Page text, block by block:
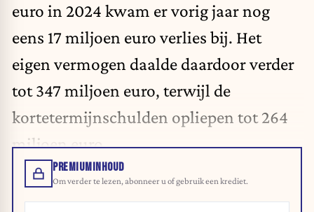
euro in 2024 kwam er vorig jaar nog
eens 17 miljoen euro verlies bij. Het
eigen vermogen daalde daardoor verder
tot 347 miljoen euro, terwijl de
kortetermijnschulden opliepen tot 264
miljoen euro.
PREMIUMINHOUD
Om verder te lezen, abonneer u of gebruik een krediet.